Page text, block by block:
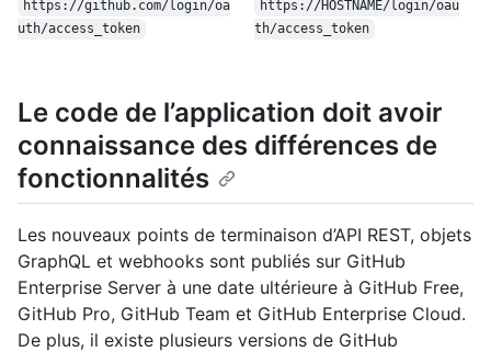
https://github.com/login/oa
uth/access_token
https://HOSTNAME/login/oau
th/access_token
Le code de l’application doit avoir
connaissance des différences de
fonctionnalités
Les nouveaux points de terminaison d’API REST, objets
GraphQL et webhooks sont publiés sur GitHub
Enterprise Server à une date ultérieure à GitHub Free,
GitHub Pro, GitHub Team et GitHub Enterprise Cloud.
De plus, il existe plusieurs versions de GitHub